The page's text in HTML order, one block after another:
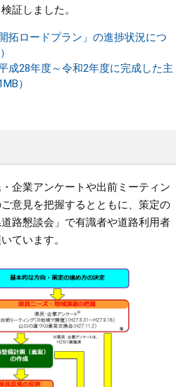
証しました。
拓ロードプラン」の進捗状況につ
成28年度～令和2年度に完成した主
）
企業アンケートや出前ミーティン
意見を把握するとともに、策定の
路懇談会」で有識者や道路利用者
ています。